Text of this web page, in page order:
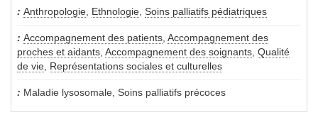
Anthropologie Ethnologie Soins palliatifs pédiatriques
Accompagnement des patients Accompagnement des
proches et aidants Accompagnement des soignants Qualité
de vie
Représentations sociales et culturelles
Maladie lysosomale, Soins palliatifs précoces